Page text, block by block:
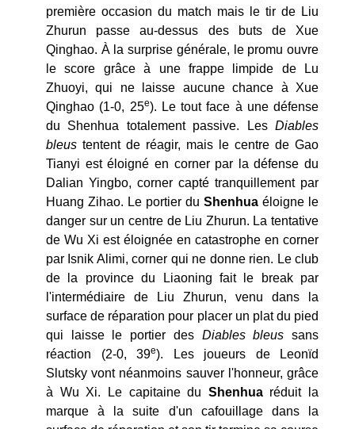
première occasion du match mais le tir de Liu
Zhurun passe au-dessus des buts de Xue
Qinghao. À la surprise générale, le promu ouvre
le score grâce à une frappe limpide de Lu
Zhuoyi, qui ne laisse aucune chance à Xue
Qinghao (1-0, 25e). Le tout face à une défense
du Shenhua totalement passive. LesDiables
bleus tentent de réagir, mais le centre de Gao
Tianyi est éloigné en corner par la défense du
Dalian Yingbo, corner capté tranquillement par
Huang Zihao. Le portier du Shenhua éloigne le
danger sur un centre de Liu Zhurun. La tentative
de Wu Xi est éloignée en catastrophe en corner
par Isnik Alimi, corner qui ne donne rien. Le club
de la province du Liaoning fait le break par
l'intermédiaire de Liu Zhurun, venu dans la
surface de réparation pour placer un plat du pied
qui laisse le portier des Diables bleus sans
réaction (2-0, 39e). Les joueurs de Leonïd
Slutsky vont néanmoins sauver l'honneur, grâce
à Wu Xi. Le capitaine du Shenhuaréduit la
marque à la suite d'un cafouillage dans la